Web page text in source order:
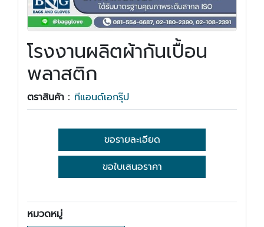
โรงงานผลิตผ้ากันเปื้อน
พลาสติก
ตราสินค้า : ทีแอนด์เอกรุ๊ป
ขอรายละเอียด
ขอใบเสนอราคา
หมวดหมู่